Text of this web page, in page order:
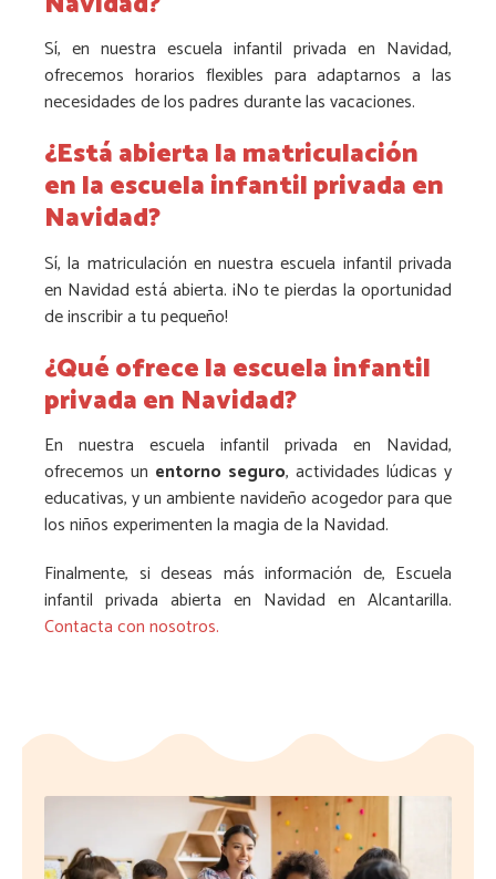
Sí, en nuestra escuela infantil privada en Navidad,
ofrecemos horarios flexibles para adaptarnos a las
necesidades de los padres durante las vacaciones.
¿Está abierta la matriculación
en la escuela infantil privada en
Navidad?
Sí, la matriculación en nuestra escuela infantil privada
en Navidad está abierta. ¡No te pierdas la oportunidad
de inscribir a tu pequeño!
¿Qué ofrece la escuela infantil
privada en Navidad?
En nuestra escuela infantil privada en Navidad,
ofrecemos un entorno seguro, actividades lúdicas y
educativas, y un ambiente navideño acogedor para que
los niños experimenten la magia de la Navidad.
Finalmente, si deseas más información de, Escuela
infantil privada abierta en Navidad en Alcantarilla.
Contacta con nosotros.